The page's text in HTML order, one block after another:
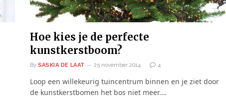
Hoe kies je de perfecte
kunstkerstboom?
By SASKIA DE LAAT 25 november 2014 4
Loop een willekeurig tuincentrum binnen en je ziet door
de kunstkerstbomen het bos niet meer.…